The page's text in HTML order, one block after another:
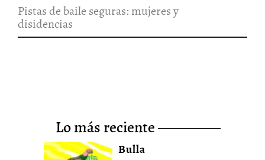
Pistas de baile seguras: mujeres y
disidencias
lo más reciente
Bulla